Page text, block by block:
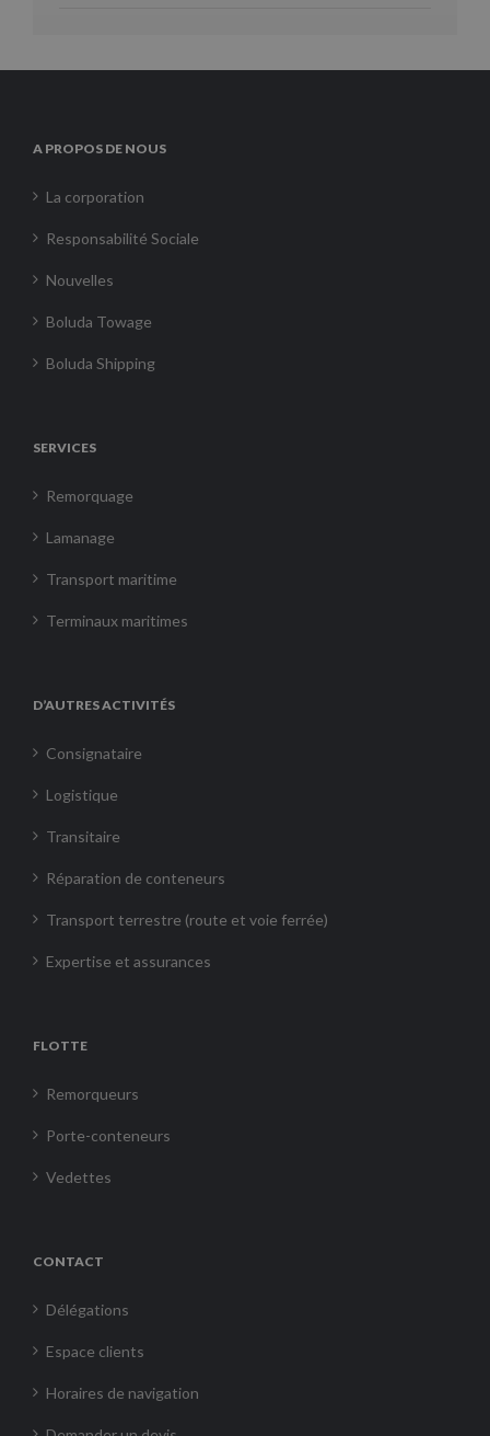
A PROPOS DE NOUS
La corporation
Responsabilité Sociale
Nouvelles
Boluda Towage
Boluda Shipping
SERVICES
Remorquage
Lamanage
Transport maritime
Terminaux maritimes
D’AUTRES ACTIVITÉS
Consignataire
Logistique
Transitaire
Réparation de conteneurs
Transport terrestre (route et voie ferrée)
Expertise et assurances
FLOTTE
Remorqueurs
Porte-conteneurs
Vedettes
CONTACT
Délégations
Espace clients
Horaires de navigation